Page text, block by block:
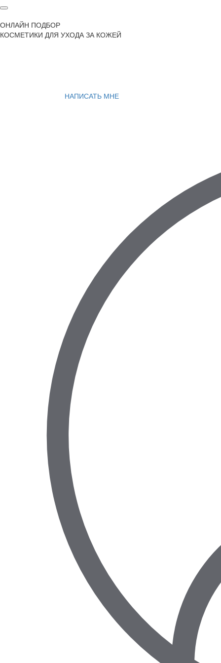
ОНЛАЙН ПОДБОР
КОСМЕТИКИ ДЛЯ УХОДА ЗА КОЖЕЙ
НАПИСАТЬ МНЕ